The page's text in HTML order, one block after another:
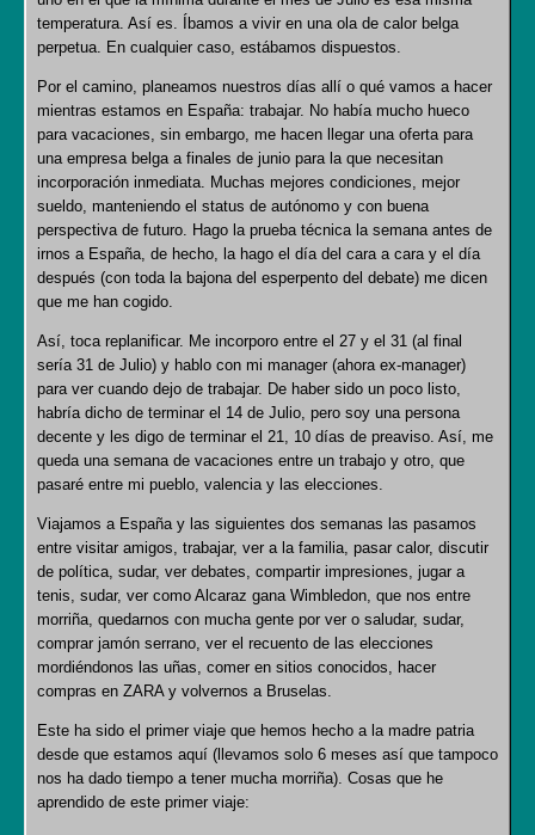
temperatura. Así es. Íbamos a vivir en una ola de calor belga
perpetua. En cualquier caso, estábamos dispuestos.
Por el camino, planeamos nuestros días allí o qué vamos a hacer
mientras estamos en España: trabajar. No había mucho hueco
para vacaciones, sin embargo, me hacen llegar una oferta para
una empresa belga a finales de junio para la que necesitan
incorporación inmediata. Muchas mejores condiciones, mejor
sueldo, manteniendo el status de autónomo y con buena
perspectiva de futuro. Hago la prueba técnica la semana antes de
irnos a España, de hecho, la hago el día del cara a cara y el día
después (con toda la bajona del esperpento del debate) me dicen
que me han cogido.
Así, toca replanificar. Me incorporo entre el 27 y el 31 (al final
sería 31 de Julio) y hablo con mi manager (ahora ex-manager)
para ver cuando dejo de trabajar. De haber sido un poco listo,
habría dicho de terminar el 14 de Julio, pero soy una persona
decente y les digo de terminar el 21, 10 días de preaviso. Así, me
queda una semana de vacaciones entre un trabajo y otro, que
pasaré entre mi pueblo, valencia y las elecciones.
Viajamos a España y las siguientes dos semanas las pasamos
entre visitar amigos, trabajar, ver a la familia, pasar calor, discutir
de política, sudar, ver debates, compartir impresiones, jugar a
tenis, sudar, ver como Alcaraz gana Wimbledon, que nos entre
morriña, quedarnos con mucha gente por ver o saludar, sudar,
comprar jamón serrano, ver el recuento de las elecciones
mordiéndonos las uñas, comer en sitios conocidos, hacer
compras en ZARA y volvernos a Bruselas.
Este ha sido el primer viaje que hemos hecho a la madre patria
desde que estamos aquí (llevamos solo 6 meses así que tampoco
nos ha dado tiempo a tener mucha morriña). Cosas que he
aprendido de este primer viaje: